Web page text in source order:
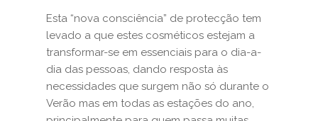
Esta “nova consciência” de protecção tem
levado a que estes cosméticos estejam a
transformar-se em essenciais para o dia-a-
dia das pessoas, dando resposta às
necessidades que surgem não só durante o
Verão mas em todas as estações do ano,